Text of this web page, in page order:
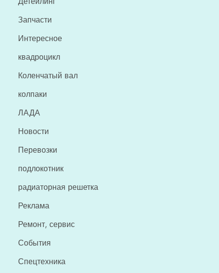
Запчасти
Интересное
квадроцикл
Коленчатый вал
колпаки
ЛАДА
Новости
Перевозки
подлокотник
радиаторная решетка
Реклама
Ремонт, сервис
События
Спецтехника